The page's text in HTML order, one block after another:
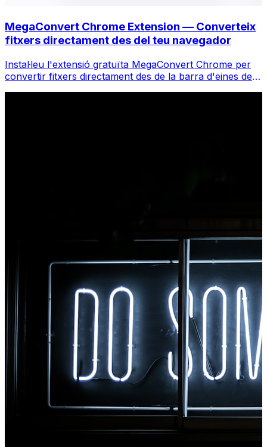
MegaConvert Chrome Extension — Converteix
fitxers directament des del teu navegador
Instal·leu l'extensió gratuïta MegaConvert Chrome per
convertir fitxers directament des de la barra d'eines del